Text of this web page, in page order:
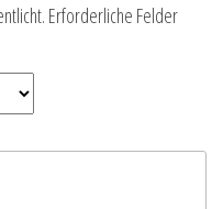
Erforderliche Felder